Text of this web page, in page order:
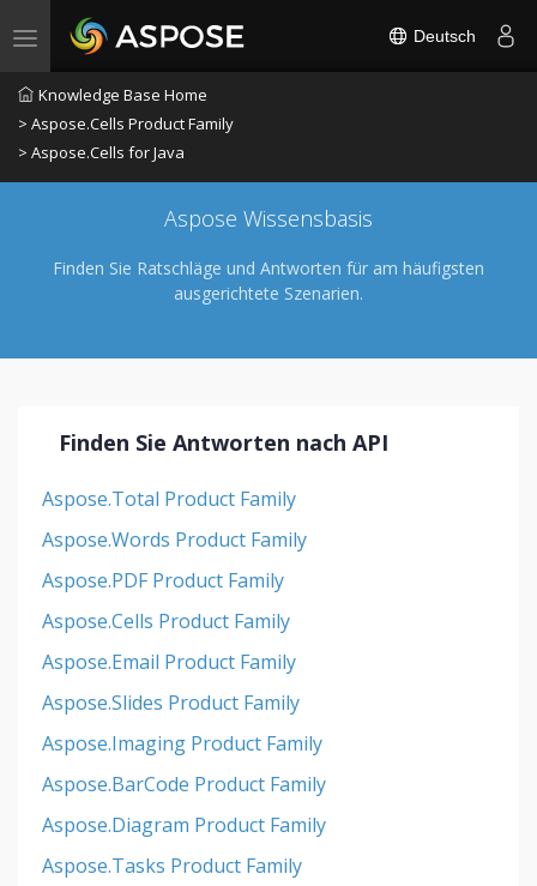
Toggle navigation Deutsch
Knowledge Base Home
> Aspose.Cells Product Family
> Aspose.Cells for Java
Aspose Wissensbasis
Finden Sie Ratschläge und Antworten für am häufigsten
ausgerichtete Szenarien.
Finden Sie Antworten nach API
Aspose.Total Product Family
Aspose.Words Product Family
Aspose.PDF Product Family
Aspose.Cells Product Family
Aspose.Email Product Family
Aspose.Slides Product Family
Aspose.Imaging Product Family
Aspose.BarCode Product Family
Aspose.Diagram Product Family
Aspose.Tasks Product Family